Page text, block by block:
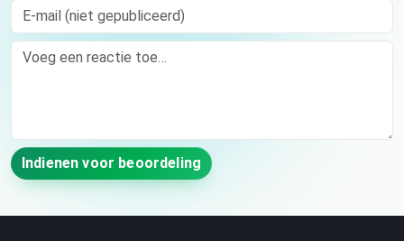
E-mail (niet gepubliceerd)
Comment
Indienen voor beoordeling